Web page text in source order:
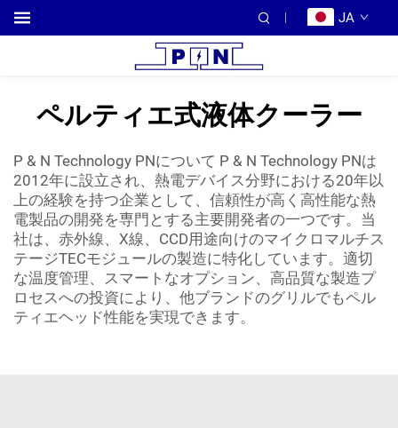
JA
ペルティエ式液体クーラー
P & N Technology PNについて P & N Technology PNは
2012年に設立され、熱電デバイス分野における20年以
上の経験を持つ企業として、信頼性が高く高性能な熱
電製品の開発を専門とする主要開発者の一つです。当
社は、赤外線、X線、CCD用途向けのマイクロマルチス
テージTECモジュールの製造に特化しています。適切
な温度管理、スマートなオプション、高品質な製造プ
ロセスへの投資により、他ブランドのグリルでもペル
ティエヘッド性能を実現できます。